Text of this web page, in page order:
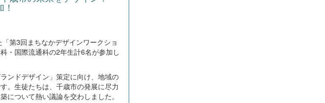
第3回まちなかデザインワークショ
・国際流通科の2年生計6名が参加し
ンドデザイン」策定に向け、地域の
。生徒たちは、千歳市の発展に尽力
について熱い議論を交わしました。